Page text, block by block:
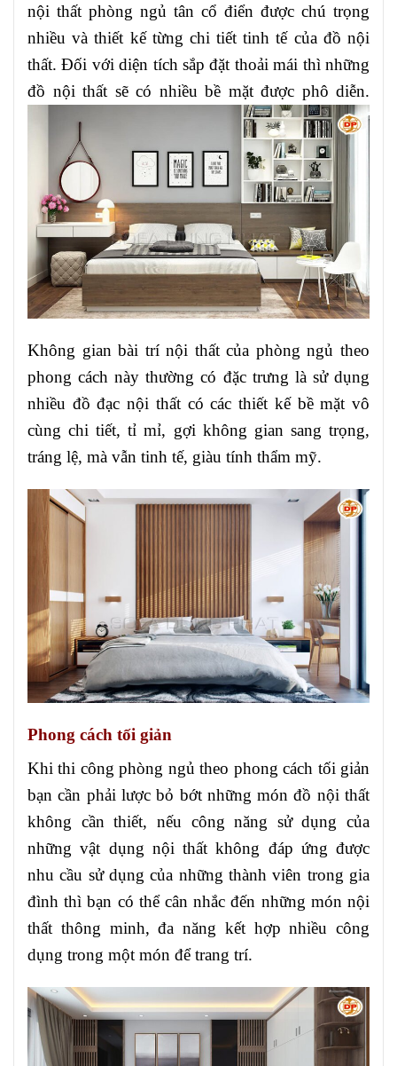
nội thất phòng ngủ tân cổ điển được chú trọng
nhiều và thiết kế từng chi tiết tinh tế của đồ nội
thất. Đối với diện tích sắp đặt thoải mái thì những
đồ nội thất sẽ có nhiều bề mặt được phô diễn.
Không gian bài trí nội thất của phòng ngủ theo
phong cách này thường có đặc trưng là sử dụng
nhiều đồ đạc nội thất có các thiết kế bề mặt vô
cùng chi tiết, tỉ mỉ, gợi không gian sang trọng,
tráng lệ, mà vẫn tinh tế, giàu tính thẩm mỹ.
Phong cách tối giản
Khi thi công phòng ngủ theo phong cách tối giản
bạn cần phải lược bỏ bớt những món đồ nội thất
không cần thiết, nếu công năng sử dụng của
những vật dụng nội thất không đáp ứng được
nhu cầu sử dụng của những thành viên trong gia
đình thì bạn có thể cân nhắc đến những món nội
thất thông minh, đa năng kết hợp nhiều công
dụng trong một món để trang trí.